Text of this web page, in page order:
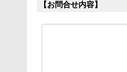
【お問合せ内容】